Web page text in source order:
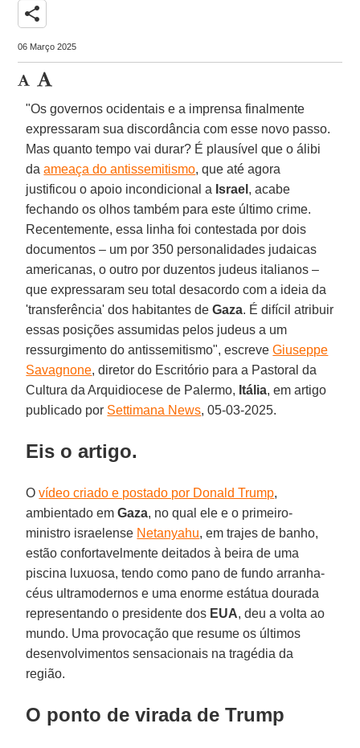
share
06 Março 2025
"Os governos ocidentais e a imprensa finalmente
expressaram sua discordância com esse novo passo.
Mas quanto tempo vai durar? É plausível que o álibi
daameaça do antissemitismo, que até agora
justificou o apoio incondicional a Israel , acabe
fechando os olhos também para este último crime.
Recentemente, essa linha foi contestada por dois
documentos – um por 350 personalidades judaicas
americanas, o outro por duzentos judeus italianos –
que expressaram seu total desacordo com a ideia da
'transferência' dos habitantes deGaza. É difícil atribuir
essas posições assumidas pelos judeus a um
ressurgimento do antissemitismo", escreveGiuseppe
Savagnone, diretor do Escritório para a Pastoral da
Cultura da Arquidiocese de Palermo, Itália, em artigo
publicado por Settimana News, 05-03-2025.
Eis o artigo.
Ovídeo criado e postado por Donald Trump,
ambientado emGaza, no qual ele e o primeiro-
ministro israelense Netanyahu, em trajes de banho,
estão confortavelmente deitados à beira de uma
piscina luxuosa, tendo como pano de fundo arranha-
céus ultramodernos e uma enorme estátua dourada
representando o presidente dos EUA, deu a volta ao
mundo. Uma provocação que resume os últimos
desenvolvimentos sensacionais na tragédia da
região.
O ponto de virada de Trump